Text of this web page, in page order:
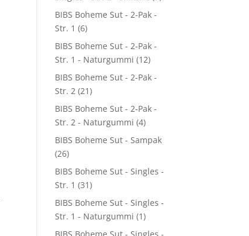
BIBS Boheme Sut - 2-Pak -
Str. 1 (6)
BIBS Boheme Sut - 2-Pak -
Str. 1 - Naturgummi (12)
BIBS Boheme Sut - 2-Pak -
Str. 2 (21)
BIBS Boheme Sut - 2-Pak -
Str. 2 - Naturgummi (4)
BIBS Boheme Sut - Sampak
(26)
BIBS Boheme Sut - Singles -
Str. 1 (31)
BIBS Boheme Sut - Singles -
Str. 1 - Naturgummi (1)